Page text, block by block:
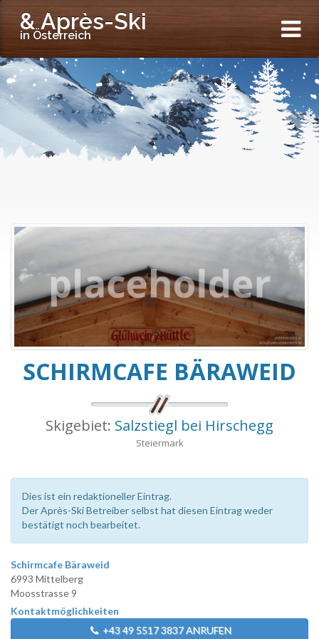
& Après-Ski
in Österreich
SCHIRMCAFE BÄRAWEID
Skigebiet: Salzstiegl bei Hirschegg
Steiermark
Dies ist ein redaktioneller Eintrag.
Der Après-Ski Betreiber selbst hat diesen Eintrag weder
bestätigt noch bearbeitet.
Schirmcafe Bäraweid
6993 Mittelberg
Moosstrasse 9
Kontaktmöglichkeiten
+43 49 5517 3837 ANRUFEN